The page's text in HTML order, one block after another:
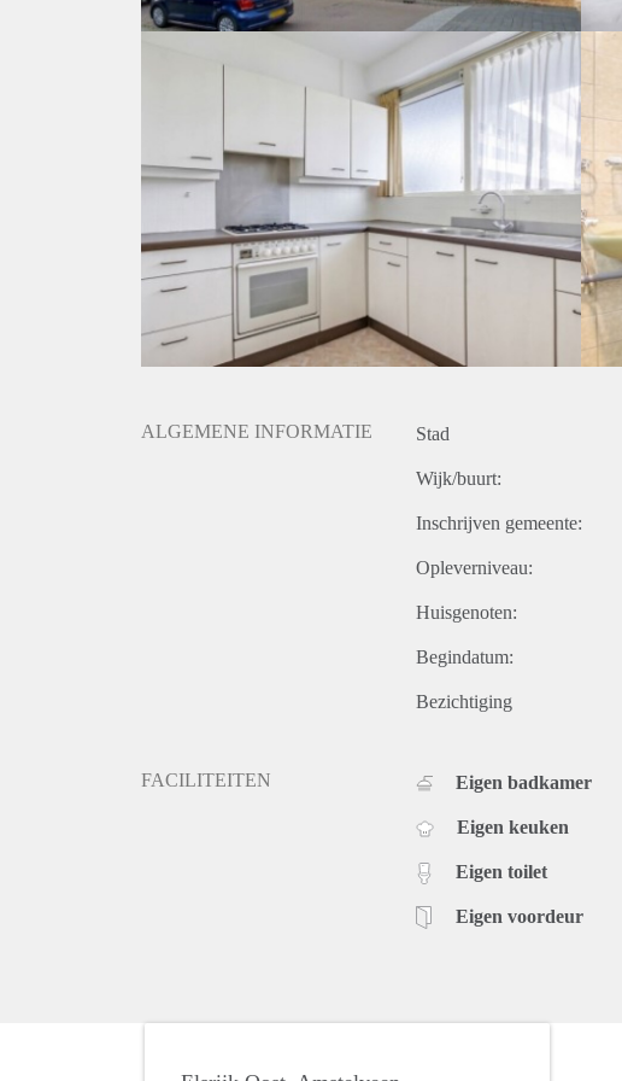
ALGEMENE INFORMATIE Stad
Wijk/buurt:
Inschrijven gemeente:
Opleverniveau:
Huisgenoten:
Begindatum:
Bezichtiging
FACILITEITEN Eigen badkamer
Eigen keuken
Eigen toilet
Eigen voordeur